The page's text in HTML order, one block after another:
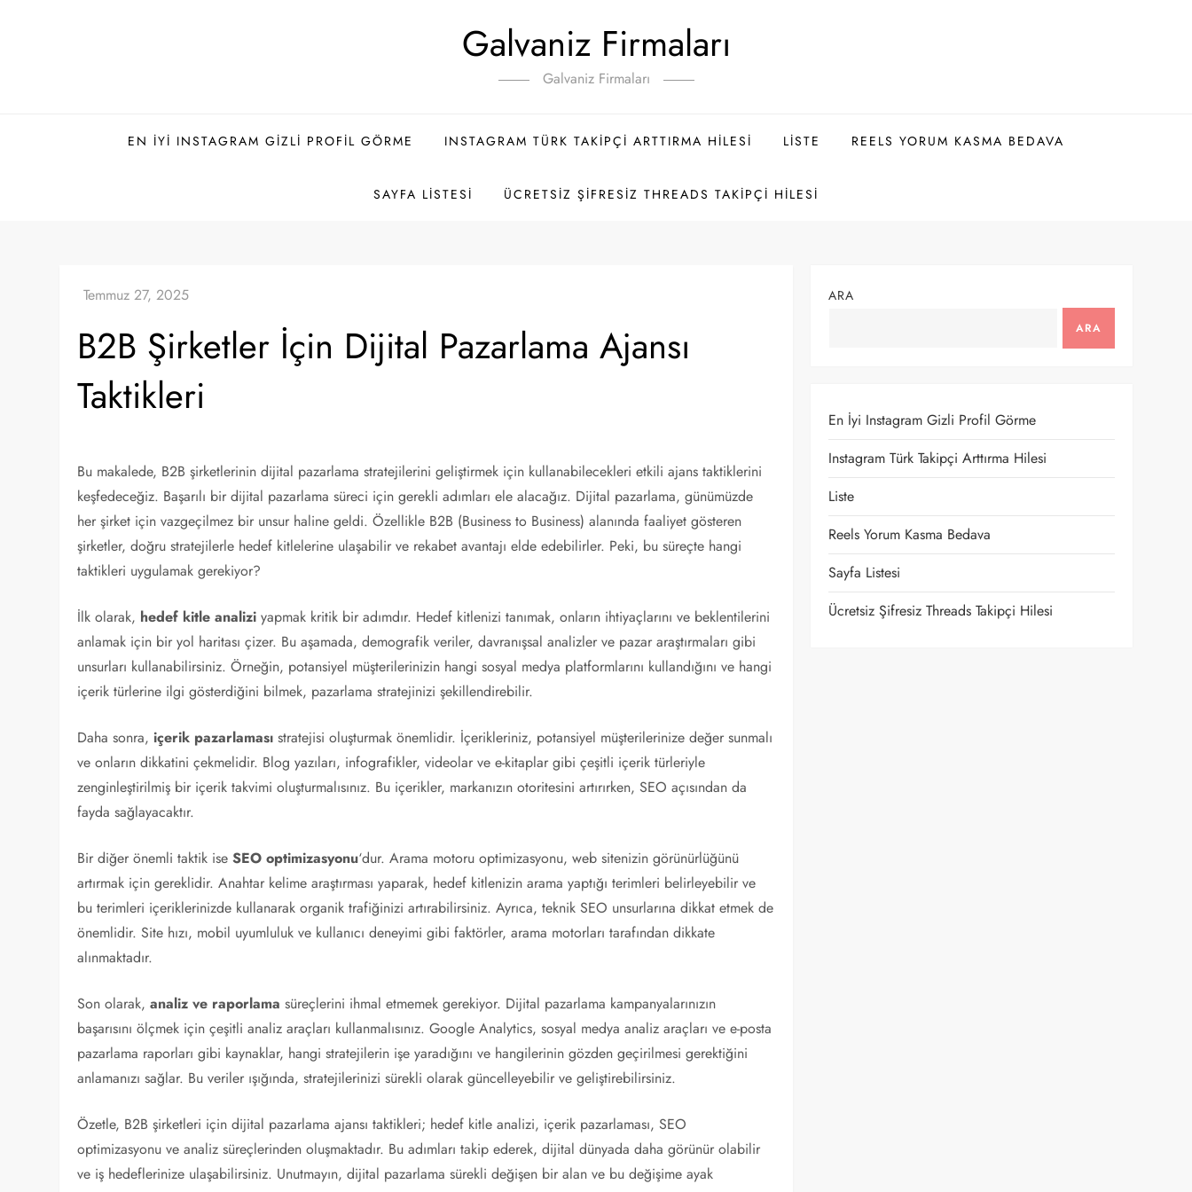
Galvaniz Firmaları
Galvaniz Firmaları
EN İYI INSTAGRAM GIZLI PROFIL GÖRME INSTAGRAM TÜRK TAKIPÇI ARTTIRMA HILESI LISTE REELS YORUM KASMA BEDAVA
SAYFA LISTESI ÜCRETSIZ ŞIFRESIZ THREADS TAKIPÇI HILESI
B2B Şirketler İçin Dijital Pazarlama Ajansı
Taktikleri
Bu makalede, B2B şirketlerinin dijital pazarlama stratejilerini geliştirmek için kullanabilecekleri etkili ajans taktiklerini
keşfedeceğiz. Başarılı bir dijital pazarlama süreci için gerekli adımları ele alacağız. Dijital pazarlama, günümüzde
her şirket için vazgeçilmez bir unsur haline geldi. Özellikle B2B (Business to Business) alanında faaliyet gösteren
şirketler, doğru stratejilerle hedef kitlelerine ulaşabilir ve rekabet avantajı elde edebilirler. Peki, bu süreçte hangi
taktikleri uygulamak gerekiyor?
İlk olarak, hedef kitle analizi yapmak kritik bir adımdır. Hedef kitlenizi tanımak, onların ihtiyaçlarını ve beklentilerini
anlamak için bir yol haritası çizer. Bu aşamada, demografik veriler, davranışsal analizler ve pazar araştırmaları gibi
unsurları kullanabilirsiniz. Örneğin, potansiyel müşterilerinizin hangi sosyal medya platformlarını kullandığını ve hangi
içerik türlerine ilgi gösterdiğini bilmek, pazarlama stratejinizi şekillendirebilir.
Daha sonra, içerik pazarlaması stratejisi oluşturmak önemlidir. İçerikleriniz, potansiyel müşterilerinize değer sunmalı
ve onların dikkatini çekmelidir. Blog yazıları, infografikler, videolar ve e-kitaplar gibi çeşitli içerik türleriyle
zenginleştirilmiş bir içerik takvimi oluşturmalısınız. Bu içerikler, markanızın otoritesini artırırken, SEO açısından da
fayda sağlayacaktır.
Bir diğer önemli taktik iseSEO optimizasyonu‘dur. Arama motoru optimizasyonu, web sitenizin görünürlüğünü
artırmak için gereklidir. Anahtar kelime araştırması yaparak, hedef kitlenizin arama yaptığı terimleri belirleyebilir ve
bu terimleri içeriklerinizde kullanarak organik trafiğinizi artırabilirsiniz. Ayrıca, teknik SEO unsurlarına dikkat etmek de
önemlidir. Site hızı, mobil uyumluluk ve kullanıcı deneyimi gibi faktörler, arama motorları tarafından dikkate
alınmaktadır.
Son olarak,analiz ve raporlama süreçlerini ihmal etmemek gerekiyor. Dijital pazarlama kampanyalarınızın
başarısını ölçmek için çeşitli analiz araçları kullanmalısınız. Google Analytics, sosyal medya analiz araçları ve e-posta
pazarlama raporları gibi kaynaklar, hangi stratejilerin işe yaradığını ve hangilerinin gözden geçirilmesi gerektiğini
anlamanızı sağlar. Bu veriler ışığında, stratejilerinizi sürekli olarak güncelleyebilir ve geliştirebilirsiniz.
Özetle, B2B şirketleri için dijital pazarlama ajansı taktikleri; hedef kitle analizi, içerik pazarlaması, SEO
optimizasyonu ve analiz süreçlerinden oluşmaktadır. Bu adımları takip ederek, dijital dünyada daha görünür olabilir
ve iş hedeflerinize ulaşabilirsiniz. Unutmayın, dijital pazarlama sürekli değişen bir alan ve bu değişime ayak
ARA
ARA
En İyi Instagram Gizli Profil Görme
Instagram Türk Takipçi Arttırma Hilesi
Liste
Reels Yorum Kasma Bedava
Sayfa Listesi
Ücretsiz Şifresiz Threads Takipçi Hilesi